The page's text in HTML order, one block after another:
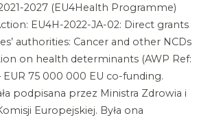
2027 (EU4Health Programme)
EU4H-2022-JA-02: Direct grants
authorities: Cancer and other NCDs
on health determinants (AWP Ref:
EUR 75 000 000 EU co-funding.
podpisana przez Ministra Zdrowia i
Europejskiej. Była ona